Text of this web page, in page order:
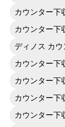
カウンター下
カウンター下
ディノス カ
カウンター下
カウンター下
カウンター下
カウンター下